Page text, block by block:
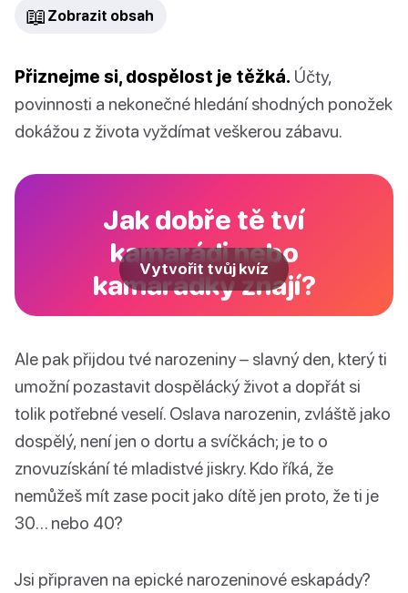
📖 Zobrazit obsah
Přiznejme si, dospělost je těžká. Účty,
povinnosti a nekonečné hledání shodných ponožek
dokážou z života vyždímat veškerou zábavu.
Jak dobře tě tví
kamarádi nebo
kamarádky znají?
Vytvořit tvůj kvíz
Ale pak přijdou tvé narozeniny – slavný den, který ti
umožní pozastavit dospělácký život a dopřát si
tolik potřebné veselí. Oslava narozenin, zvláště jako
dospělý, není jen o dortu a svíčkách; je to o
znovuzískání té mladistvé jiskry. Kdo říká, že
nemůžeš mít zase pocit jako dítě jen proto, že ti je
30… nebo 40?
Jsi připraven na epické narozeninové eskapády?